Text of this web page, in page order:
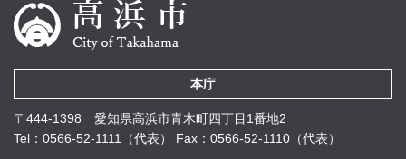
本庁
〒444-1398 愛知県高浜市青木町四丁目1番地2
Tel：0566-52-1111（代表）
Fax：0566-52-1110（代表）